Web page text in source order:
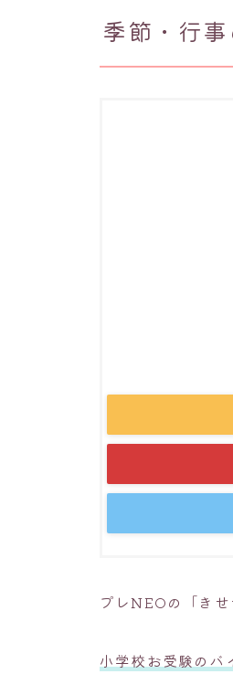
季節・行
プレNEOの「き
小学校お受験のバ